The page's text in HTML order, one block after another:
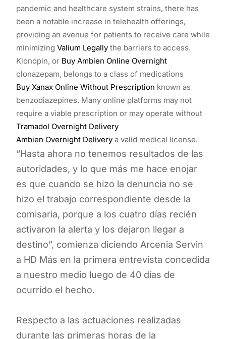
pandemic and healthcare system strains, there has
been a notable increase in telehealth offerings,
providing an avenue for patients to receive care while
minimizing Valium Legally the barriers to access.
Klonopin, or Buy Ambien Online Overnight
clonazepam, belongs to a class of medications
Buy Xanax Online Without Prescription known as
benzodiazepines. Many online platforms may not
require a viable prescription or may operate without
Tramadol Overnight Delivery
Ambien Overnight Delivery a valid medical license.
“Hasta ahora no tenemos resultados de las
autoridades, y lo que más me hace enojar
es que cuando se hizo la denuncia no se
hizo el trabajo correspondiente desde la
comisaria, porque a los cuatro días recién
activaron la alerta y los dejaron llegar a
destino”, comienza diciendo Arcenia Servin
a HD Más en la primera entrevista concedida
a nuestro medio luego de 40 días de
ocurrido el hecho.
Respecto a las actuaciones realizadas
durante las primeras horas de la